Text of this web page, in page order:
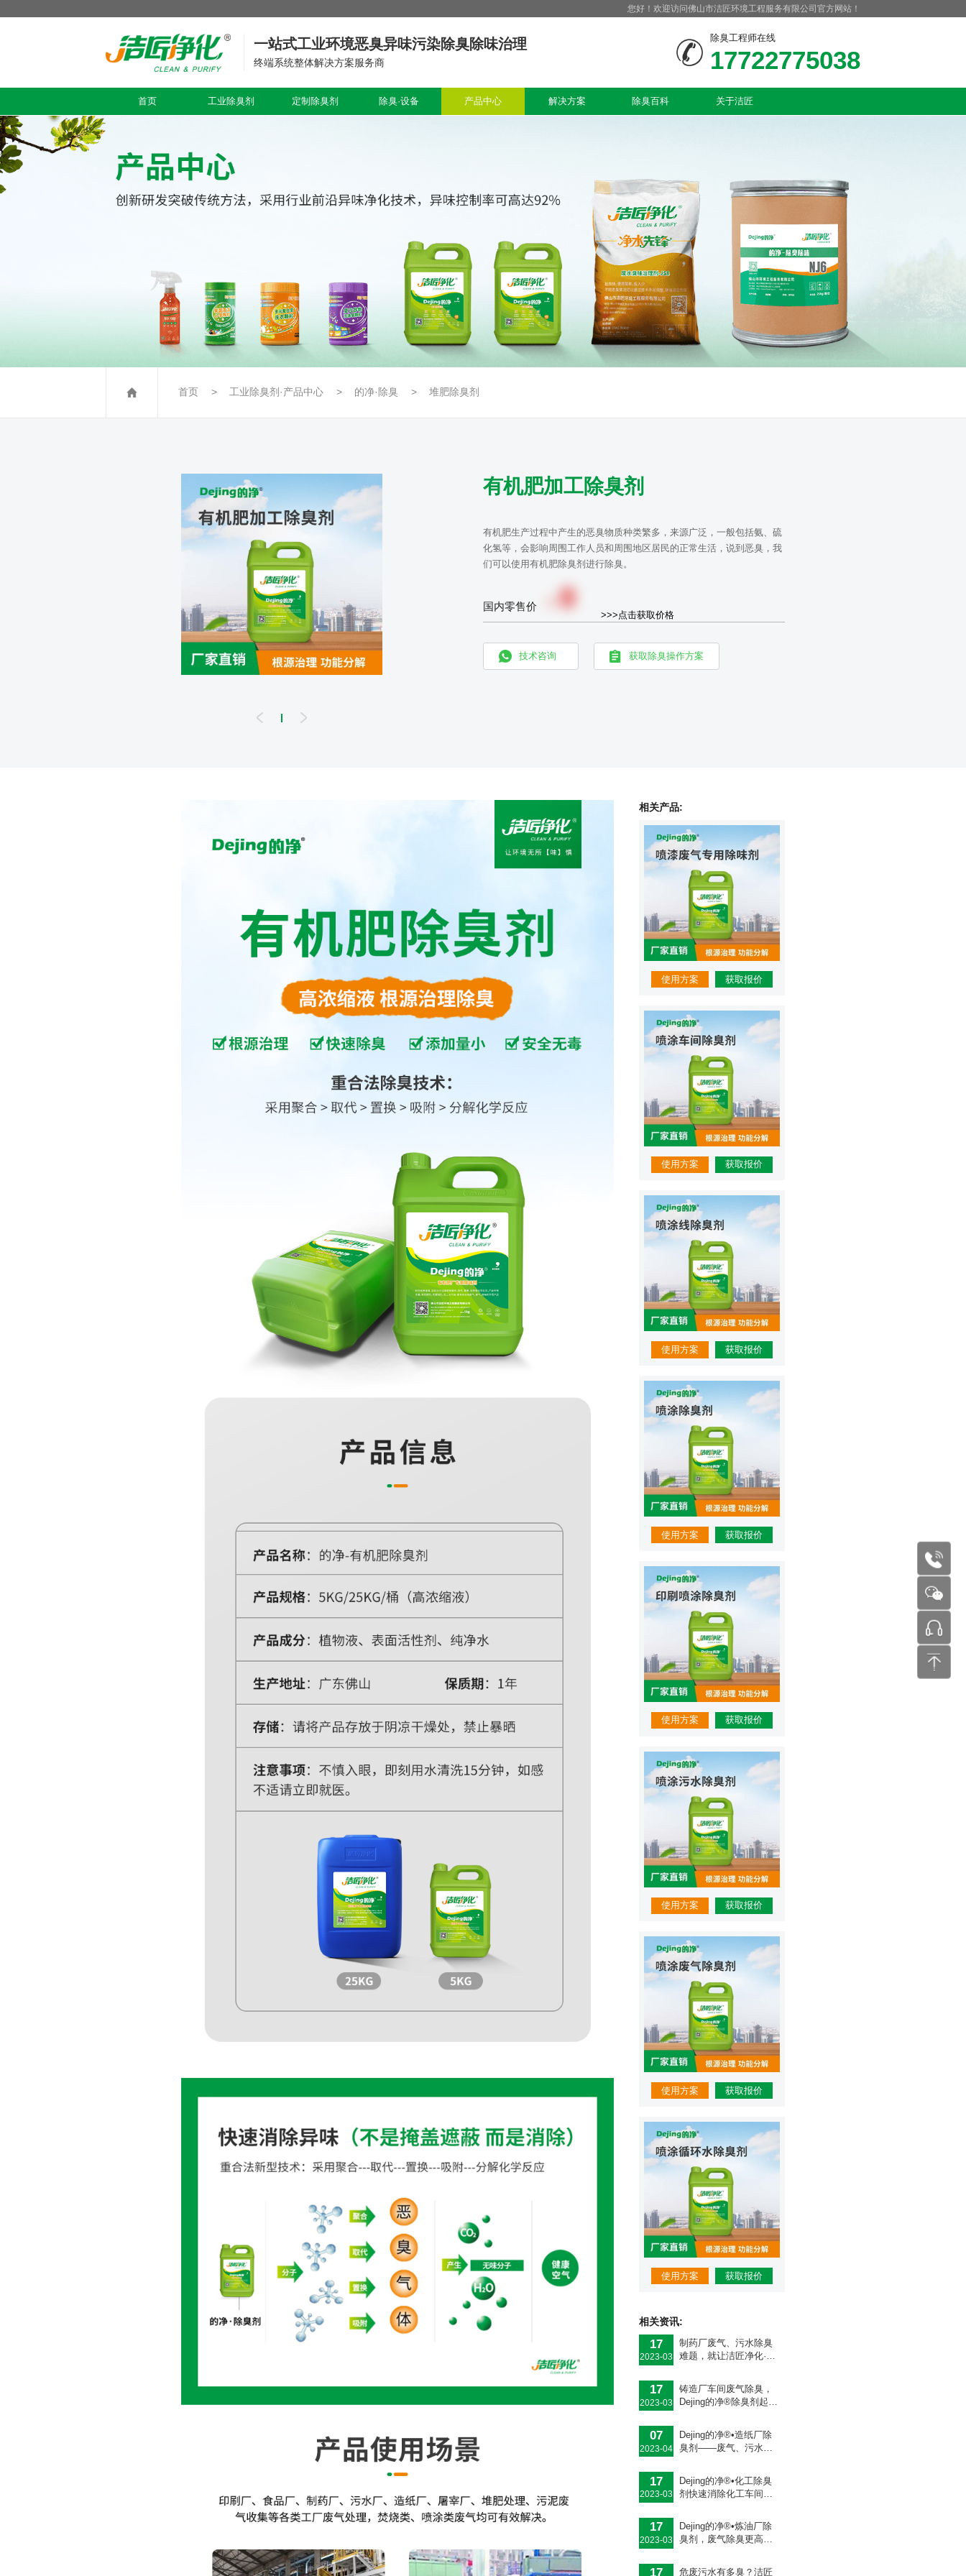
您好！欢迎访问佛山市洁匠环境工程服务有限公司官方网站！
一站式工业环境恶臭异味污染除臭除味治理
终端系统整体解决方案服务商
除臭工程师在线
17722775038
首页 工业除臭剂 定制除臭剂 除臭·设备 产品中心 解决方案 除臭百科 关于洁匠
首页 工业除臭剂·产品中心 的净·除臭 堆肥除臭剂
有机肥加工除臭剂
有机肥生产过程中产生的恶臭物质种类繁多，来源广泛，一般包括氨、硫
化氢等，会影响周围工作人员和周围地区居民的正常生活，说到恶臭，我
们可以使用有机肥除臭剂进行除臭。
国内零售价 0
>>>点击获取价格
技术咨询 获取除臭操作方案
相关产品:
使用方案 获取报价
使用方案 获取报价
使用方案 获取报价
使用方案 获取报价
使用方案 获取报价
使用方案 获取报价
使用方案 获取报价
使用方案 获取报价
相关资讯:
17
2023-03
制药厂废气、污水除臭
难题，就让洁匠净化·的
17
2023-03
铸造厂车间废气除臭，
Dejing的净®除臭剂起什
07
2023-04
Dejing的净®•造纸厂除
臭剂——废气、污水恶
17
2023-03
Dejing的净®•化工除臭
剂快速消除化工车间废
17
2023-03
Dejing的净®•炼油厂除
臭剂，废气除臭更高
17 危废污水有多臭？洁匠
张工